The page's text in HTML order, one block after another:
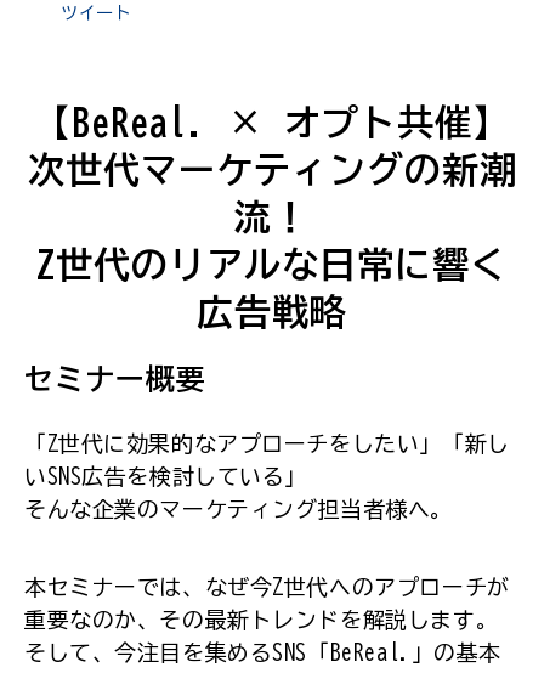
ツイート
【BeReal. × オプト共催】
次世代マーケティングの新潮
流！
Z世代のリアルな日常に響く
広告戦略
セミナー概要
「Z世代に効果的なアプローチをしたい」「新し
いSNS広告を検討している」
そんな企業のマーケティング担当者様へ。
本セミナーでは、なぜ今Z世代へのアプローチが
重要なのか、その最新トレンドを解説します。
そして、今注目を集めるSNS「BeReal.」の基本